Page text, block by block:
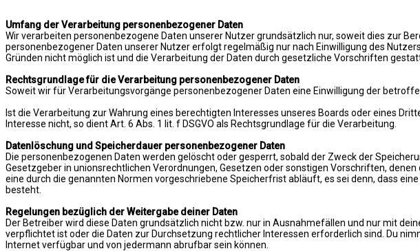
Umfang der Verarbeitung personenbezogener Daten
Wir verarbeiten personenbezogene Daten unserer Nutzer grundsätzlich nur, soweit dies zur
personenbezogener Daten unserer Nutzer erfolgt regelmäßig nur nach Einwilligung des
Gründen nicht möglich ist und die Verarbeitung der Daten durch gesetzliche Vorschriften
Rechtsgrundlage für die Verarbeitung personenbezogener Daten
Soweit wir für Verarbeitungsvorgänge personenbezogener Daten eine Einwilligung der
Ist die Verarbeitung zur Wahrung eines berechtigten Interesses unseres Boards oder eines
Interesse nicht, so dient Art. 6 Abs. 1 lit. f DSGVO als Rechtsgrundlage für die Verarbeitung.
Datenlöschung und Speicherdauer personenbezogener Daten
Die personenbezogenen Daten werden gelöscht oder gesperrt, sobald der Zweck der
Gesetzgeber in unionsrechtlichen Verordnungen, Gesetzen oder sonstigen Vorschriften,
eine durch die genannten Normen vorgeschriebene Speicherfrist abläuft, es sei denn, dass
besteht.
Regelungen bezüglich der Weitergabe deiner Daten
Der Betreiber wird diese Daten grundsätzlich nicht bzw. nur in Ausnahmefällen und nur mit
verpflichtet ist oder die Daten zur Durchsetzung rechtlicher Interessen erforderlich sind. Du
Internet verfügbar und von jedermann abrufbar sein können.